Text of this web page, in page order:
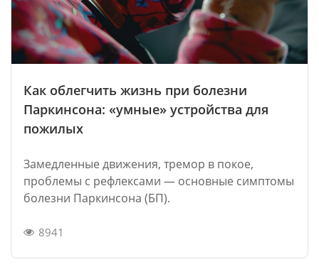
Как облегчить жизнь при болезни
Паркинсона: «умные» устройства для
пожилых
Замедленные движения, тремор в покое,
проблемы с рефлексами — основные симптомы
болезни Паркинсона (БП).
8941